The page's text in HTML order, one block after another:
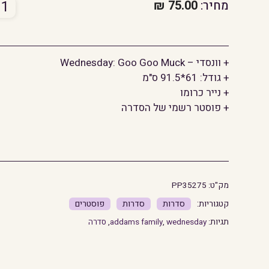
מחיר: 75.00
₪
+ וונסדי – Wednesday: Goo Goo Muck
+ גודל: 61*91.5 ס"מ
+ נייר כרומו
+ פוסטר רשמי של הסדרה
מק"ט: PP35275
סדרות סדרות פוסטרים
תגיות: addams family, wednesday
, סדרה